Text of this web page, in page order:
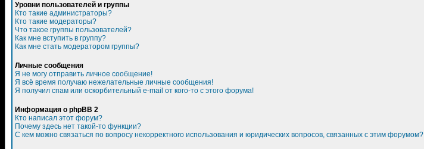
Уровни пользователей и группы
Кто такие администраторы?
Кто такие модераторы?
Что такое группы пользователей?
Как мне вступить в группу?
Как мне стать модератором группы?
Личные сообщения
Я не могу отправить личное сообщение!
Я всё время получаю нежелательные личные сообщения!
Я получил спам или оскорбительный e-mail от кого-то с этого форума!
Информация о phpBB 2
Кто написал этот форум?
Почему здесь нет такой-то функции?
С кем можно связаться по вопросу некорректного использования и юридических вопросов, связанных с этим форумом?